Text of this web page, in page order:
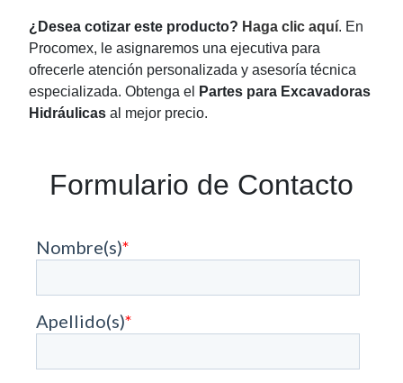
¿Desea cotizar este producto? Haga clic aquí. En
Procomex, le asignaremos una ejecutiva para
ofrecerle atención personalizada y asesoría técnica
especializada. Obtenga el
Partes para Excavadoras
Hidráulicas al mejor precio.
Formulario de Contacto